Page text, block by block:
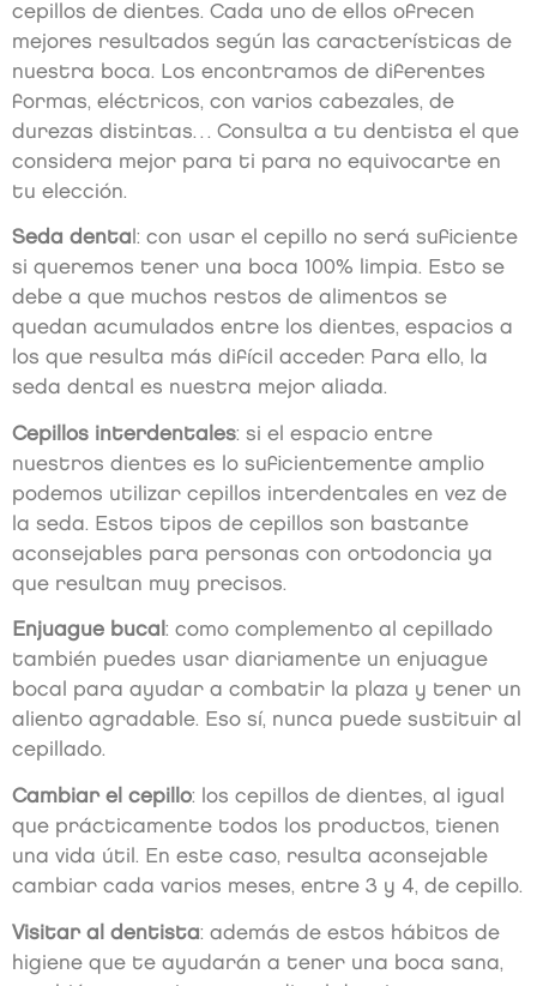
cepillos de dientes. Cada uno de ellos ofrecen
mejores resultados según las características de
nuestra boca. Los encontramos de diferentes
formas, eléctricos, con varios cabezales, de
durezas distintas… Consulta a tu dentista el que
considera mejor para ti para no equivocarte en
tu elección.
Seda denta l: con usar el cepillo no será suficiente
si queremos tener una boca 100% limpia. Esto se
debe a que muchos restos de alimentos se
quedan acumulados entre los dientes, espacios a
los que resulta más difícil acceder. Para ello, la
seda dental es nuestra mejor aliada.
Cepillos interdentales: si el espacio entre
nuestros dientes es lo suficientemente amplio
podemos utilizar cepillos interdentales en vez de
la seda. Estos tipos de cepillos son bastante
aconsejables para personas con ortodoncia ya
que resultan muy precisos.
Enjuague bucal: como complemento al cepillado
también puedes usar diariamente un enjuague
bocal para ayudar a combatir la plaza y tener un
aliento agradable. Eso sí, nunca puede sustituir al
cepillado.
Cambiar el cepillo: los cepillos de dientes, al igual
que prácticamente todos los productos, tienen
una vida útil. En este caso, resulta aconsejable
cambiar cada varios meses, entre 3 y 4, de cepillo.
Visitar al dentista: además de estos hábitos de
higiene que te ayudarán a tener una boca sana,